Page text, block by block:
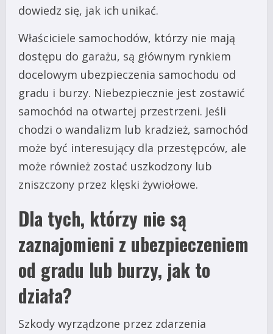
dowiedz się, jak ich unikać.
Właściciele samochodów, którzy nie mają
dostępu do garażu, są głównym rynkiem
docelowym ubezpieczenia samochodu od
gradu i burzy. Niebezpiecznie jest zostawić
samochód na otwartej przestrzeni. Jeśli
chodzi o wandalizm lub kradzież, samochód
może być interesujący dla przestępców, ale
może również zostać uszkodzony lub
zniszczony przez klęski żywiołowe.
Dla tych, którzy nie są
zaznajomieni z ubezpieczeniem
od gradu lub burzy, jak to
działa?
Szkody wyrządzone przez zdarzenia